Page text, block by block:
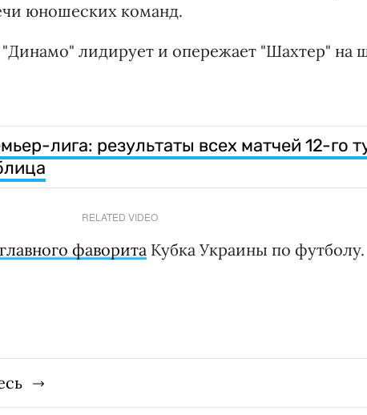
юношеских команд.
лидирует и опережает "Шахтер" на
лига: результаты всех матчей 12-го
RELATED VIDEO
фаворита Кубка Украины по футболу.